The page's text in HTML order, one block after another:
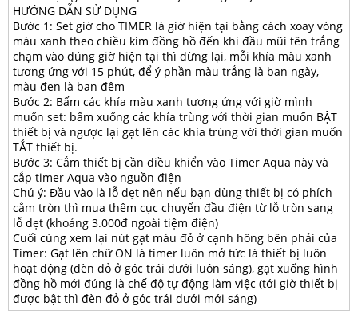
HƯỚNG DẪN SỬ DỤNG
Bước 1: Set giờ cho TIMER là giờ hiện tại bằng cách xoay vòng
màu xanh theo chiều kim đồng hồ đến khi đầu mũi tên trắng
chạm vào đúng giờ hiện tại thì dừng lại, mỗi khía màu xanh
tương ứng với 15 phút, để ý phần màu trắng là ban ngày,
màu đen là ban đêm
Bước 2: Bấm các khía màu xanh tương ứng với giờ mình
muốn set: bấm xuống các khía trùng với thời gian muốn BẬT
thiết bị và ngược lại gạt lên các khía trùng với thời gian muốn
TẮT thiết bị.
Bước 3: Cắm thiết bị cần điều khiển vào Timer Aqua này và
cắp timer Aqua vào nguồn điện
Chú ý: Đầu vào là lỗ dẹt nên nếu bạn dùng thiết bị có phích
cắm tròn thì mua thêm cục chuyển đầu điện từ lỗ tròn sang
lỗ dẹt (khoảng 3.000đ ngoài tiệm điện)
Cuối cùng xem lại nút gạt màu đỏ ở cạnh hông bên phải của
Timer: Gạt lên chữ ON là timer luôn mở tức là thiết bị luôn
hoạt động (đèn đỏ ở góc trái dưới luôn sáng), gạt xuống hình
đồng hồ mới đúng là chế độ tự động làm việc (tới giờ thiết bị
được bật thì đèn đỏ ở góc trái dưới mới sáng)